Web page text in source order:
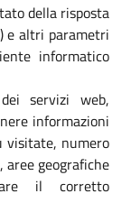
della risposta
e altri parametri
informatico
servizi web,
informazioni
visitate, numero
geografiche
il corretto